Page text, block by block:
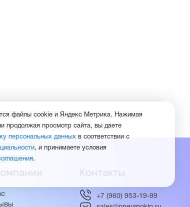
Контакты
+7 (960) 953-19-99
файлы cookie и Яндекс Метрика. Нажимая
продолжая просмотр сайта, вы даете
персональных данных в соответствии с
, и принимаете условия
.